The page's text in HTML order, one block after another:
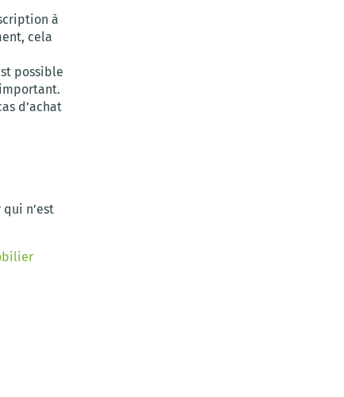
à
cela
possible
d’achat
n’est